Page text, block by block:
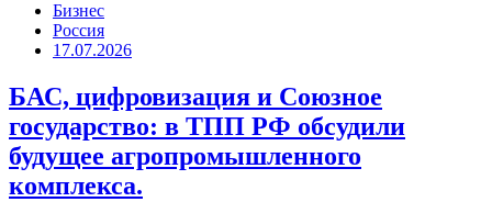
Бизнес
Россия
17.07.2026
БАС, цифровизация и Союзное
государство: в ТПП РФ обсудили
будущее агропромышленного
комплекса.